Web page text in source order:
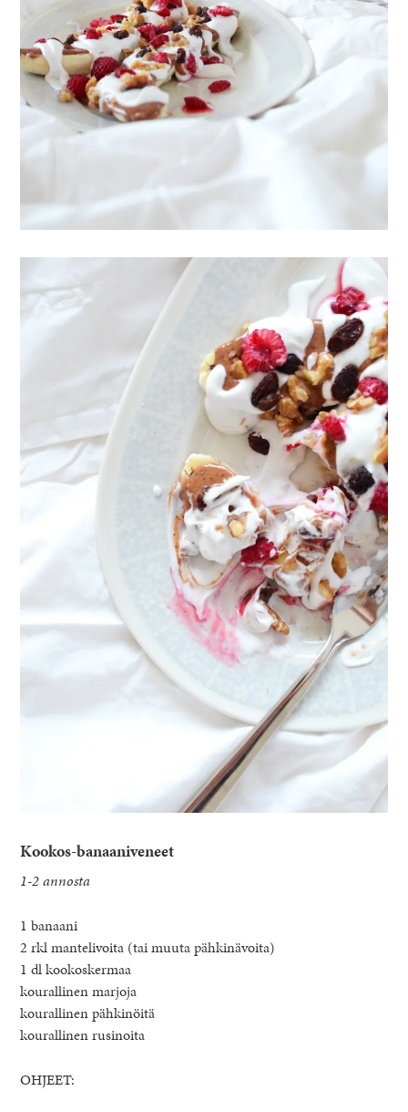
Kookos-banaaniveneet
1-2 annosta
1 banaani
2 rkl mantelivoita (tai muuta pähkinävoita)
1 dl kookoskermaa
kourallinen marjoja
kourallinen pähkinöitä
kourallinen rusinoita
OHJEET: